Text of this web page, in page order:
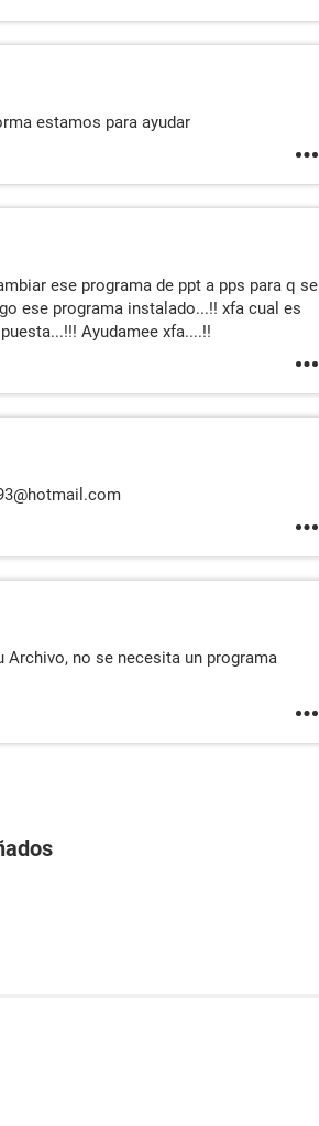
estamos para ayudar
ese programa de ppt a pps para q se
ese programa instalado...!! xfa cual es
Ayudamee xfa....!!
no se necesita un programa